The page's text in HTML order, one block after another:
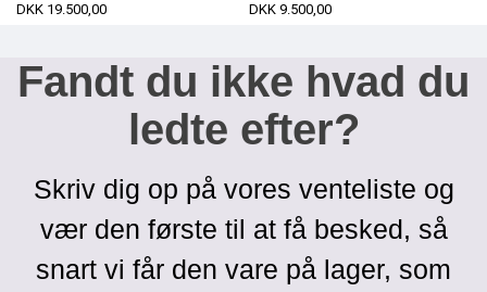
DKK 19.500,00 DKK 9.500,00
Fandt du ikke hvad du
ledte efter?
Skriv dig op på vores venteliste og
vær den første til at få besked, så
snart vi får den vare på lager, som